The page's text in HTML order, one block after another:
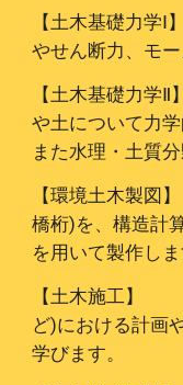
【土木基礎力学
やせん断力、モ
【土木基礎力学
や土について力
また水理・土質
【環境土木製図
橋桁)を、構造計
を用いて製作しま
【土木施工】
ど)における計画
学びます。